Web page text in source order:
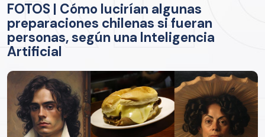
FOTOS | Cómo lucirían algunas
preparaciones chilenas si fueran
personas, según una Inteligencia
Artificial